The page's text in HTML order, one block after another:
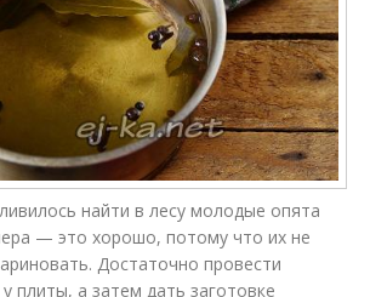
найти в лесу молодые опята
— это хорошо, потому что их не
Достаточно провести
плиты, а затем дать заготовке